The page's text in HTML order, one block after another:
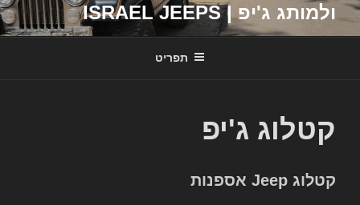
ולמותג ג'יפ | ISRAEL JEEPS
תפריט
קטלוג ג'יפ
קטלוג Jeep אספנות